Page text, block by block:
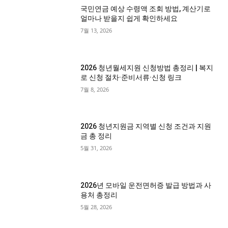
국민연금 예상 수령액 조회 방법, 계산기로
얼마나 받을지 쉽게 확인하세요
7월 13, 2026
2026 청년월세지원 신청방법 총정리 | 복지
로 신청 절차·준비서류·신청 링크
7월 8, 2026
2026 청년지원금 지역별 신청 조건과 지원
금 총 정리
5월 31, 2026
2026년 모바일 운전면허증 발급 방법과 사
용처 총정리
5월 28, 2026